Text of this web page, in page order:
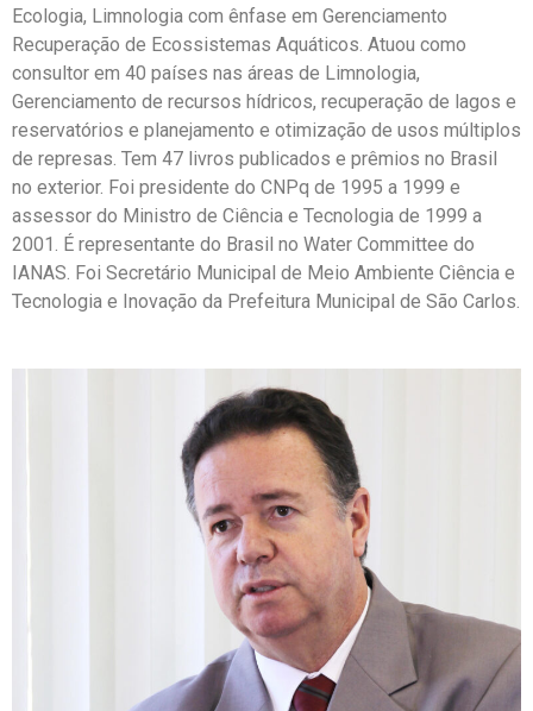
Ecologia, Limnologia com ênfase em Gerenciamento
Recuperação de Ecossistemas Aquáticos. Atuou como
consultor em 40 países nas áreas de Limnologia,
Gerenciamento de recursos hídricos, recuperação de lagos e
reservatórios e planejamento e otimização de usos múltiplos
de represas. Tem 47 livros publicados e prêmios no Brasil
no exterior. Foi presidente do CNPq de 1995 a 1999 e
assessor do Ministro de Ciência e Tecnologia de 1999 a
2001. É representante do Brasil no Water Committee do
IANAS. Foi Secretário Municipal de Meio Ambiente Ciência e
Tecnologia e Inovação da Prefeitura Municipal de São Carlos.